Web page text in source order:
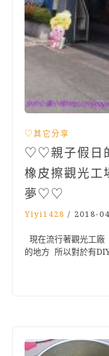
♡其它分享
♡♡親子假日
橡皮擦觀光工
夢♡♡
Yiyi1428 / 2018-
現在流行著觀光工
的地方 所以對於有